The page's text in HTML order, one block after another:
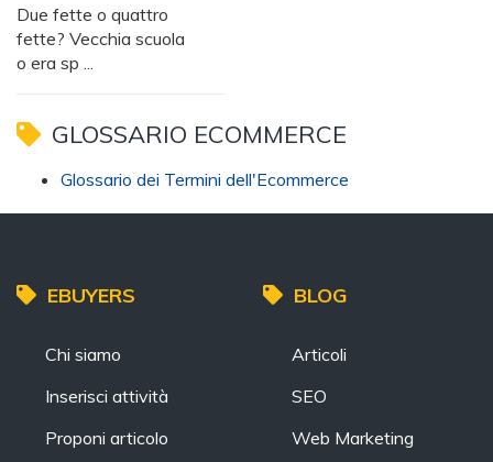
Due fette o quattro
fette? Vecchia scuola
o era sp ...
GLOSSARIO ECOMMERCE
Glossario dei Termini dell'Ecommerce
EBUYERS
Chi siamo
Inserisci attività
Proponi articolo
BLOG
Articoli
SEO
Web Marketing